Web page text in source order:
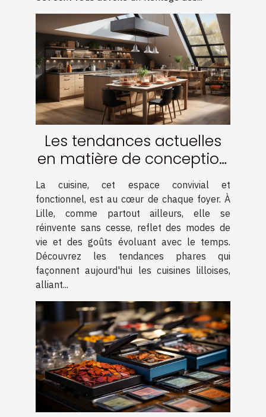
Les tendances actuelles
en matière de conception
de cuisine à Lille
La cuisine, cet espace convivial et
fonctionnel, est au cœur de chaque foyer. À
Lille, comme partout ailleurs, elle se
réinvente sans cesse, reflet des modes de
vie et des goûts évoluant avec le temps.
Découvrez les tendances phares qui
façonnent aujourd'hui les cuisines lilloises,
alliant...